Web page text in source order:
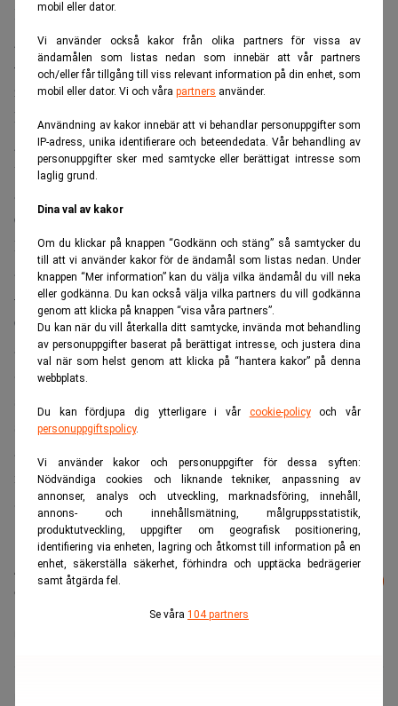
mobil eller dator.
Vi använder också kakor från olika partners för vissa av
ändamålen som listas nedan som innebär att vår partners
och/eller får tillgång till viss relevant information på din enhet, som
mobil eller dator. Vi och våra partners använder.
Användning av kakor innebär att vi behandlar personuppgifter som
IP-adress, unika identifierare och beteendedata. Vår behandling av
personuppgifter sker med samtycke eller berättigat intresse som
laglig grund.
Dina val av kakor
Om du klickar på knappen “Godkänn och stäng” så samtycker du
till att vi använder kakor för de ändamål som listas nedan. Under
knappen “Mer information” kan du välja vilka ändamål du vill neka
eller godkänna. Du kan också välja vilka partners du vill godkänna
genom att klicka på knappen “visa våra partners”.
Du kan när du vill återkalla ditt samtycke, invända mot behandling
av personuppgifter baserat på berättigat intresse, och justera dina
val när som helst genom att klicka på “hantera kakor” på denna
webbplats.
Du kan fördjupa dig ytterligare i vår cookie-policyoch vår
personuppgiftspolicy.
Vi använder kakor och personuppgifter för dessa syften:
Nödvändiga cookies och liknande tekniker, anpassning av
annonser, analys och utveckling, marknadsföring, innehåll,
annons- och innehållsmätning, målgruppsstatistik,
produktutveckling, uppgifter om geografisk positionering,
identifiering via enheten, lagring och åtkomst till information på en
enhet, säkerställa säkerhet, förhindra och upptäcka bedrägerier
samt åtgärda fel.
Se våra 104 partners
KLM. Utöver holländska, engleska och spanska kan han
grunderna i svenska, franska och italienska.
– I den omfattande och omsorgsfulla
rekryteringsprocessen har det varit glädjande att kunna
konstatera hur många begåvade kandidater från den
globala flygindustrin som attraherats av SAS starka
varumärke – något som ytterligare förstärkts av SAS
ambitiösa hållbarhetsarbete, säger SAS styrelseordförande
Carsten Dilling i en skriftlig kommentar.
Flyganalytikern Hans Jørgen Elnæs är förvånad över valet
av vd.
– Min gissning har varit att SAS skulle utse flygbolagets
COO Simon Pauck Hansen till ny vd. Jag är förvånad över
att SAS har värvat en vd som inte kommer från
Skandinavien – mot bakgrund av att bolaget står inför sin
som genomsyras av skandinavisk kultur. Men jämfört med
andra icke-skandinaviska kandidater som har nämnts i
media är Anko Van Der Werff den kandidat som känner
Skandinavien bäst, säger Elnæs till Realtid.
Läs mer från Realtid - vårt nyhetsbrev
är kostnadsfritt: